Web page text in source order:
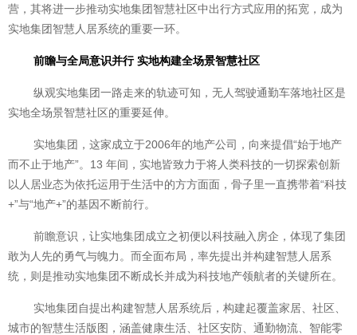
营，其将进一步推动实地集团智慧社区中出行方式应用的拓宽，成为
实地集团智慧人居系统的重要一环。
前瞻与全局意识并行 实地构建全场景智慧社区
纵观实地集团一路走来的轨迹可知，无人驾驶通勤车落地社区是
实地全场景智慧社区的重要延伸。
实地集团，这家成立于2006年的地产公司，向来提倡“始于地产
而不止于地产”。13 年间，实地皆致力于将人类科技的一切探索创新
以人居业态为依托运用于生活中的方方面面，骨子里一直携带着“科技
+”与“地产+”的基因不断前行。
前瞻意识，让实地集团成立之初便以科技融入房企，体现了集团
敢为人先的勇气与魄力。而全面布局，率先提出并构建智慧人居系
统，则是推动实地集团不断成长并成为科技地产领航者的关键所在。
实地集团自提出构建智慧人居系统后，构建起覆盖家居、社区、
城市的智慧生活版图，涵盖健康生活、社区安防、通勤物流、智能零